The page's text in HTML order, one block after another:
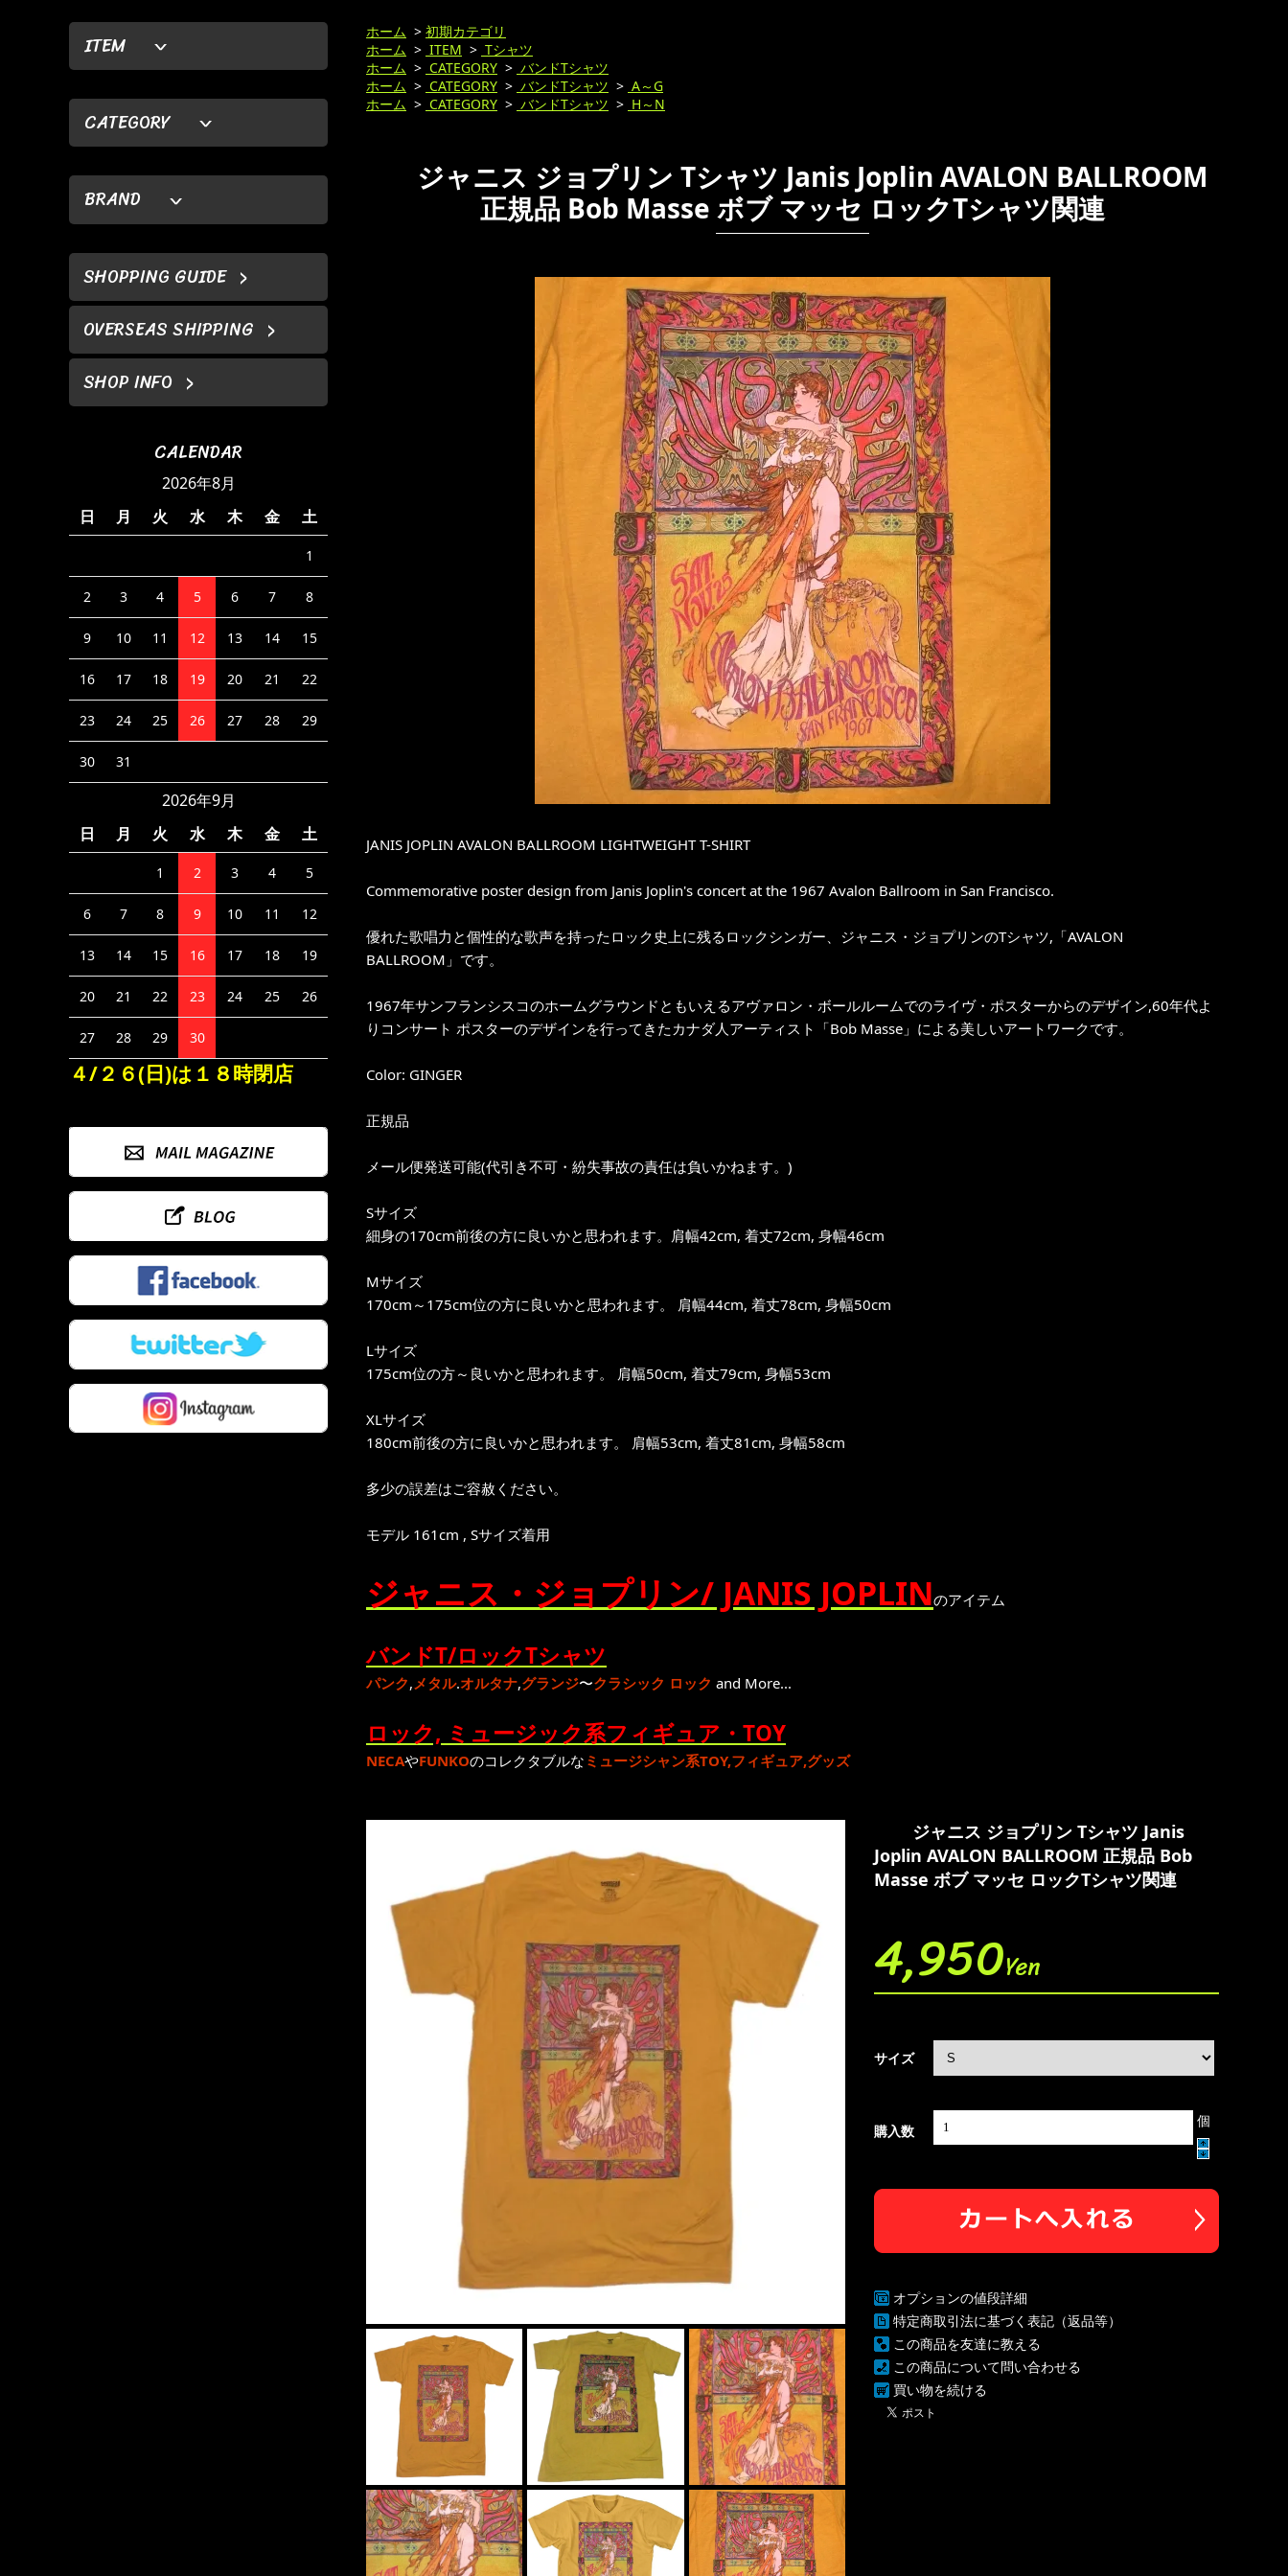
ITEM
CATEGORY
BRAND
SHOPPING GUIDE
OVERSEAS SHIPPING
SHOP INFO
CALENDAR
2026年8月
日
月 火 水 木 金 土
1
2 3 4 5 6 7 8
9 10 11 12 13 14 15
16 17 18 19 20 21 22
23 24 25 26 27 28 29
30 31
2026年9月
日
月 火 水 木 金 土
1 2 3 4 5
6 7 8 9 10 11 12
13 14 15 16 17 18 19
20 21 22 23 24 25 26
27 28 29 30
４/２６(日)は１８時閉店
ホーム > 初期カテゴリ
ホーム > ITEM > Tシャツ
ホーム > CATEGORY > バンドTシャツ
ホーム > CATEGORY > バンドTシャツ > A～G
ホーム > CATEGORY > バンドTシャツ > H～N
ジャニス ジョプリン Tシャツ Janis Joplin AVALON BALLROOM
正規品 Bob Masse ボブ マッセ ロックTシャツ関連
JANIS JOPLIN AVALON BALLROOM LIGHTWEIGHT T-SHIRT
Commemorative poster design from Janis Joplin's concert at the 1967 Avalon Ballroom in San Francisco.
優れた歌唱力と個性的な歌声を持ったロック史上に残るロックシンガー、ジャニス・ジョプリンのTシャツ,「AVALON
BALLROOM」です。
1967年サンフランシスコのホームグラウンドともいえるアヴァロン・ボールルームでのライヴ・ポスターからのデザイン,60年代よ
りコンサート ポスターのデザインを行ってきたカナダ人アーティスト「Bob Masse」による美しいアートワークです。
Color: GINGER
正規品
メール便発送可能(代引き不可・紛失事故の責任は負いかねます。)
Sサイズ
細身の170cm前後の方に良いかと思われます。肩幅42cm, 着丈72cm, 身幅46cm
Mサイズ
170cm～175cm位の方に良いかと思われます。 肩幅44cm, 着丈78cm, 身幅50cm
Lサイズ
175cm位の方～良いかと思われます。 肩幅50cm, 着丈79cm, 身幅53cm
XLサイズ
180cm前後の方に良いかと思われます。 肩幅53cm, 着丈81cm, 身幅58cm
多少の誤差はご容赦ください。
モデル 161cm , Sサイズ着用
ジャニス・ジョプリン/ JANIS JOPLINのアイテム
バンドT/ロックTシャツ
パンク,メタル.オルタナ,グランジ〜クラシック ロック and More...
ロック, ミュージック系フィギュア・TOY
NECAやFUNKOのコレクタブルな ミュージシャン系TOY,フィギュア,グッズ
ジャニス ジョプリン Tシャツ Janis
Joplin AVALON BALLROOM 正規品 Bob
Masse ボブ マッセ ロックTシャツ関連
4,950Yen
サイズ
購入数
個
オプションの値段詳細
特定商取引法に基づく表記（返品等）
この商品を友達に教える
この商品について問い合わせる
買い物を続ける